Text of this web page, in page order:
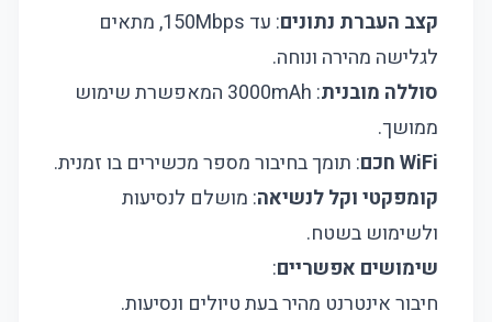
קצב העברת נתונים
: עד 150Mbps, מתאים
לגלישה מהירה ונוחה.
סוללה מובנית
: 3000mAh המאפשרת שימוש
ממושך.
WiFi חכם
: תומך בחיבור מספר מכשירים בו זמנית.
קומפקטי וקל לנשיאה: מושלם לנסיעות
ולשימוש בשטח.
שימושים אפשריים:
חיבור אינטרנט מהיר בעת טיולים ונסיעות.